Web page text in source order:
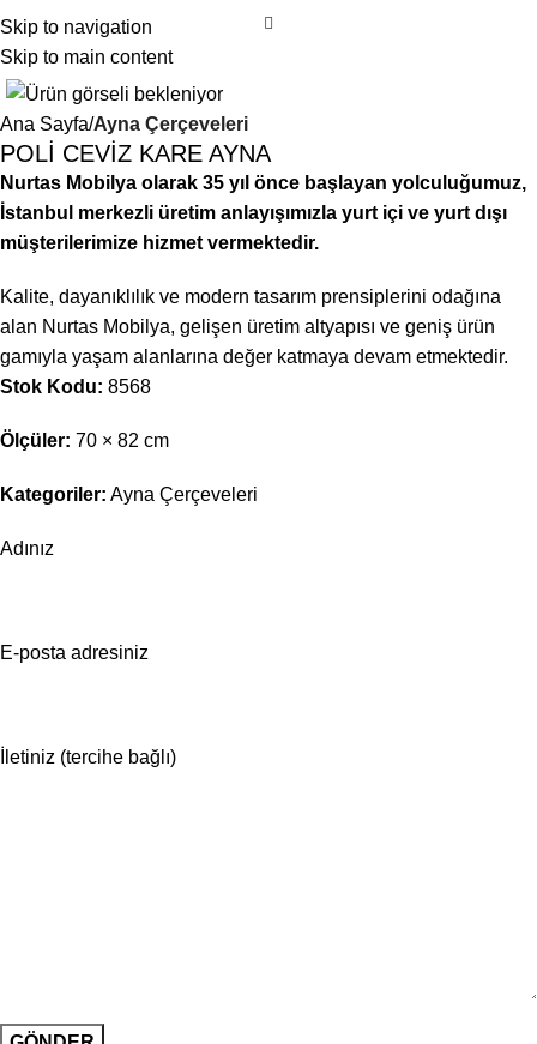
Skip to navigation
Skip to main content
Ana Sayfa Ayna Çerçeveleri
POLİ CEVİZ KARE AYNA
Nurtas Mobilya olarak 35 yıl önce başlayan yolculuğumuz,
İstanbul merkezli üretim anlayışımızla yurt içi ve yurt dışı
müşterilerimize hizmet vermektedir.
Kalite, dayanıklılık ve modern tasarım prensiplerini odağına
alan Nurtas Mobilya, gelişen üretim altyapısı ve geniş ürün
gamıyla yaşam alanlarına değer katmaya devam etmektedir.
Stok Kodu: 8568
Ölçüler: 70 × 82 cm
Kategoriler: Ayna Çerçeveleri
Adınız
E-posta adresiniz
İletiniz (tercihe bağlı)